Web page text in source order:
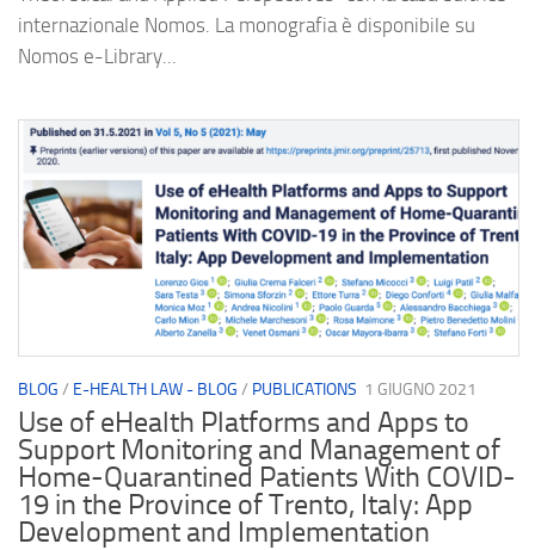
internazionale Nomos. La monografia è disponibile su
Nomos e-Library...
BLOG / E-HEALTH LAW - BLOG / PUBLICATIONS 1 GIUGNO 2021
Use of eHealth Platforms and Apps to
Support Monitoring and Management of
Home-Quarantined Patients With COVID-
19 in the Province of Trento, Italy: App
Development and Implementation